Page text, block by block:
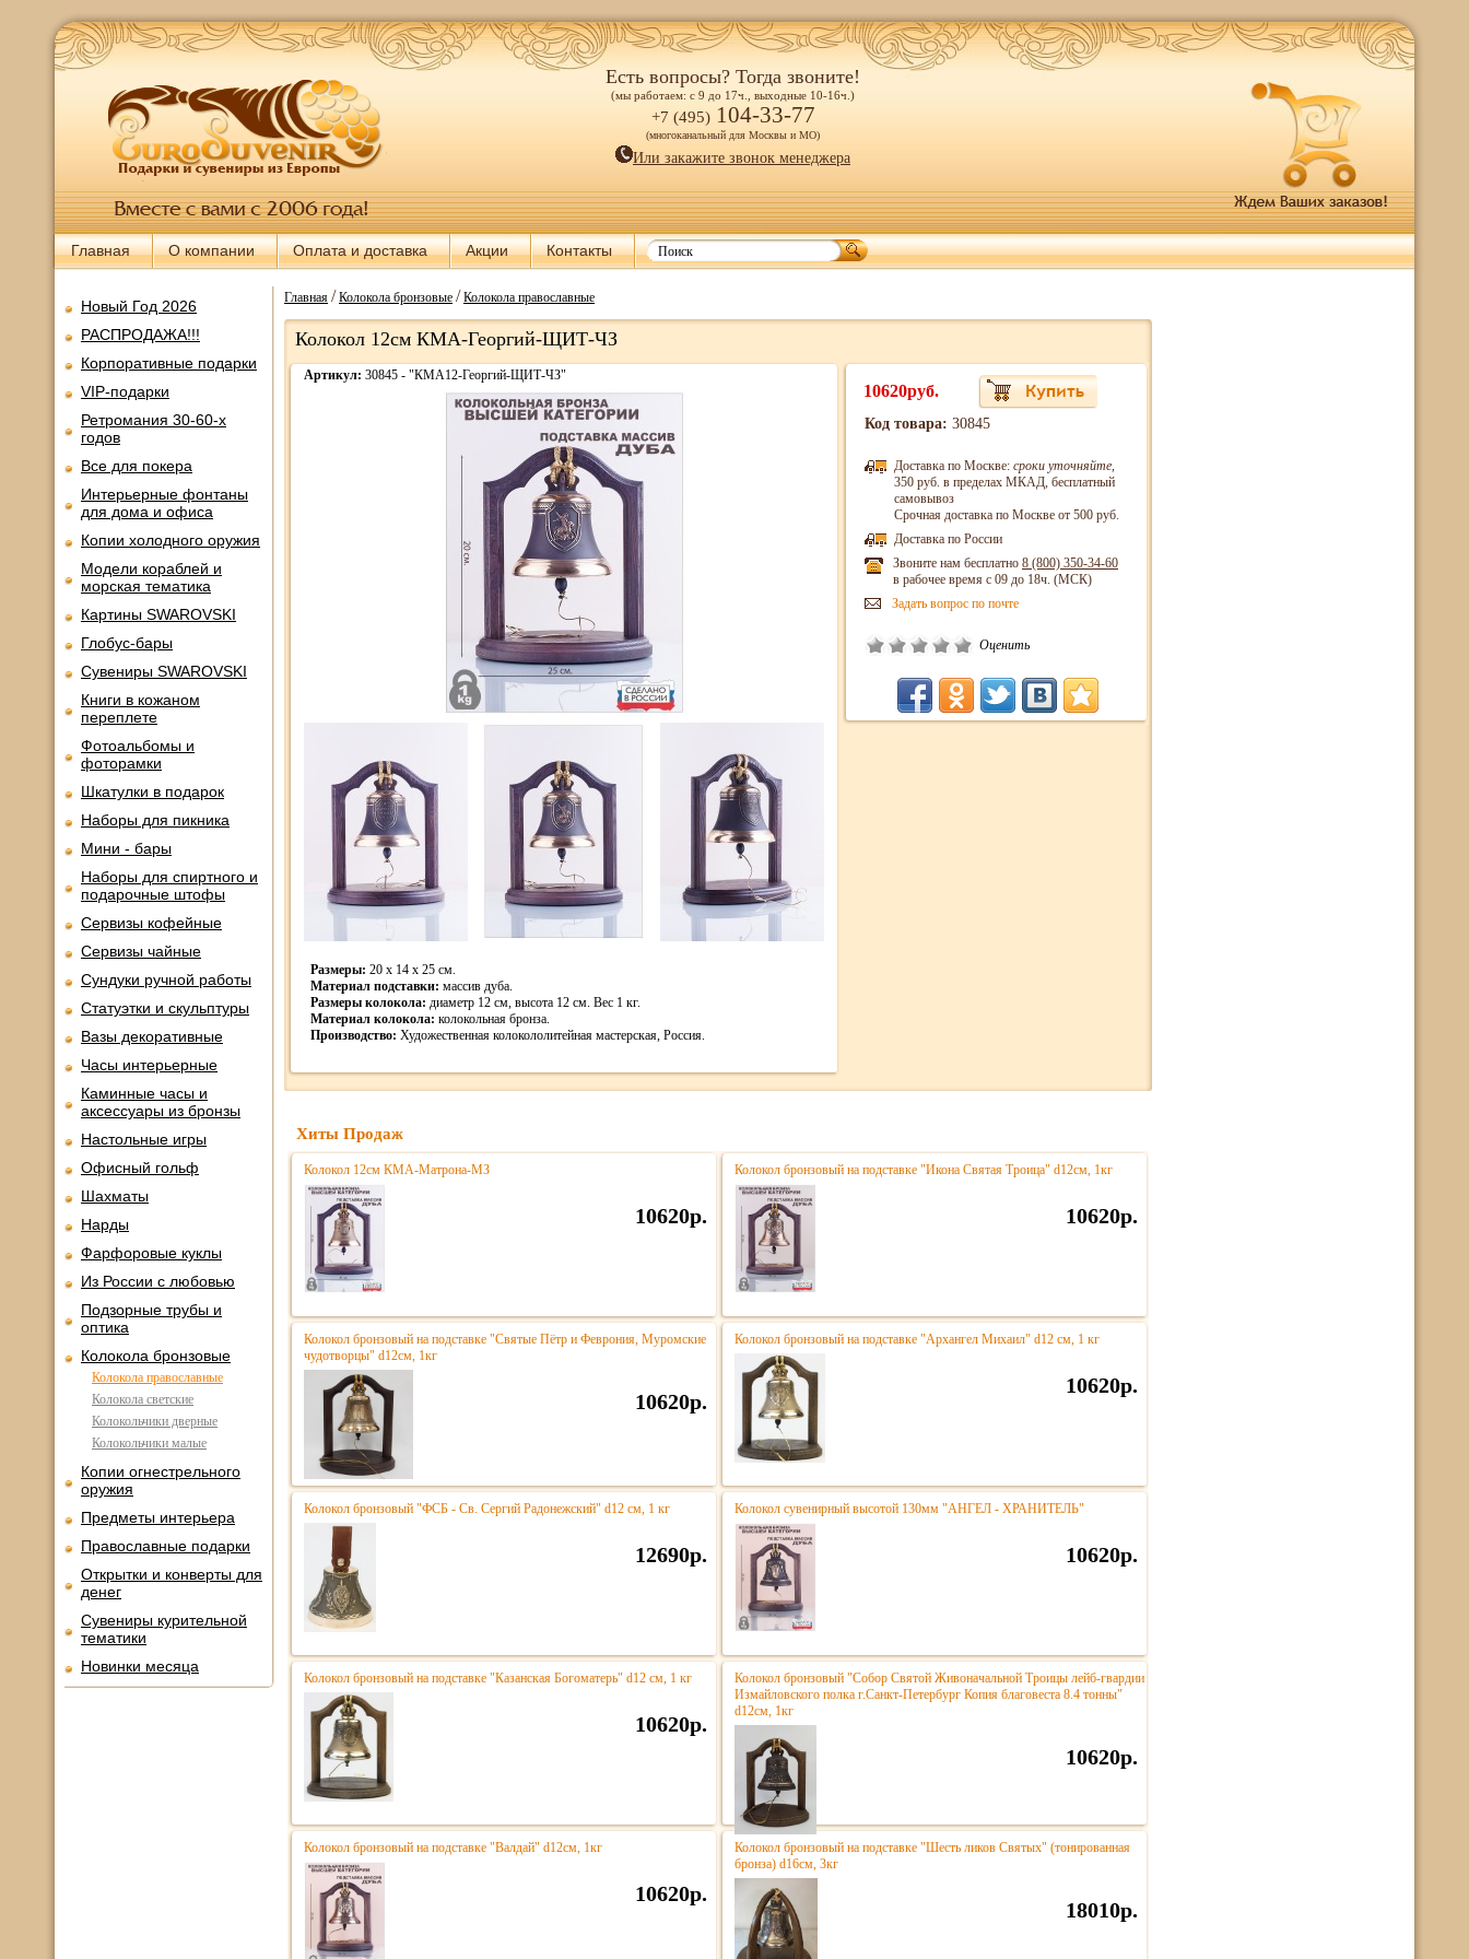
Есть вопросы? Тогда звоните!
(мы работаем: с 9 до 17ч., выходные 10-16ч.)
+7 (495) 104-33-77
(многоканальный для Москвы и МО)
Или закажите звонок менеджера
Главная О компании Оплата и доставка Акции Контакты
Новый Год 2026
РАСПРОДАЖА!!!
Корпоративные подарки
VIP-подарки
Ретромания 30-60-х
годов
Все для покера
Интерьерные фонтаны
для дома и офиса
Копии холодного оружия
Модели кораблей и
морская тематика
Картины SWAROVSKI
Глобус-бары
Сувениры SWAROVSKI
Книги в кожаном
переплете
Фотоальбомы и
фоторамки
Шкатулки в подарок
Наборы для пикника
Мини - бары
Наборы для спиртного и
подарочные штофы
Сервизы кофейные
Сервизы чайные
Сундуки ручной работы
Статуэтки и скульптуры
Вазы декоративные
Часы интерьерные
Каминные часы и
аксессуары из бронзы
Настольные игры
Офисный гольф
Шахматы
Нарды
Фарфоровые куклы
Из России с любовью
Подзорные трубы и
оптика
Колокола бронзовые
Колокола православные
Колокола светские
Колокольчики дверные
Колокольчики малые
Копии огнестрельного
оружия
Предметы интерьера
Православные подарки
Открытки и конверты для
денег
Сувениры курительной
тематики
Новинки месяца
Главная/Колокола бронзовые/Колокола православные
Колокол 12см КМА-Георгий-ЩИТ-ЧЗ
Артикул: 30845 - "КМА12-Георгий-ЩИТ-ЧЗ"
Размеры: 20 х 14 х 25 см.
Материал подставки: массив дуба.
Размеры колокола: диаметр 12 см, высота 12 см. Вес 1 кг.
Материал колокола: колокольная бронза.
Производство: Художественная колокололитейная мастерская, Россия.
10620руб.
Код товара: 30845
Доставка по Москве: сроки уточняйте,
350 руб. в пределах МКАД, бесплатный
самовывоз
Срочная доставка по Москве от 500 руб.
Доставка по России
Звоните нам бесплатно 8 (800) 350-34-60
в рабочее время с 09 до 18ч. (МСК)
Задать вопрос по почте
Оценить
Хиты Продаж
Колокол 12см КМА-Матрона-МЗ
10620р.
Колокол бронзовый на подставке "Икона Святая Троица" d12см, 1кг
10620р.
Колокол бронзовый на подставке "Святые Пётр и Феврония, Муромские
чудотворцы" d12см, 1кг
10620р.
Колокол бронзовый на подставке "Архангел Михаил" d12 см, 1 кг
10620р.
Колокол бронзовый "ФСБ - Св. Сергий Радонежский" d12 см, 1 кг
12690р.
Колокол сувенирный высотой 130мм "АНГЕЛ - ХРАНИТЕЛЬ"
10620р.
Колокол бронзовый на подставке "Казанская Богоматерь" d12 см, 1 кг
10620р.
Колокол бронзовый "Собор Святой Живоначальной Троицы лейб-гвардии
Измайловского полка г.Санкт-Петербург Копия благовеста 8.4 тонны"
d12см, 1кг
10620р.
Колокол бронзовый на подставке "Валдай" d12см, 1кг
10620р.
Колокол бронзовый на подставке "Шесть ликов Святых" (тонированная
бронза) d16см, 3кг
18010р.